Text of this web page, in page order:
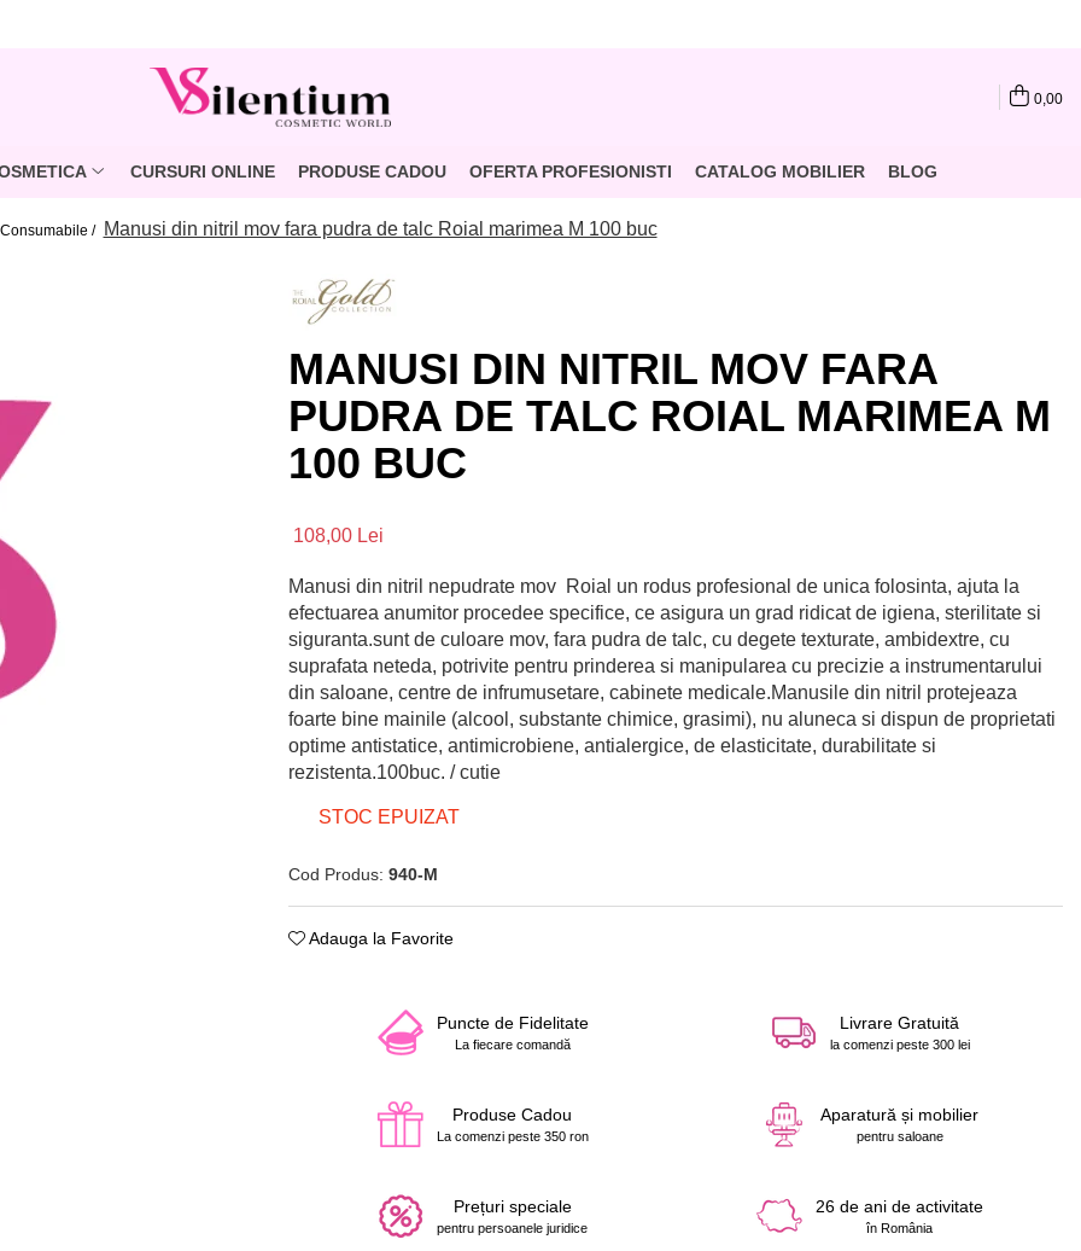
0,00
CURSURI ONLINE PRODUSE CADOU OFERTA PROFESIONISTI CATALOG MOBILIER BLOG
Consumabile / Manusi din nitril mov fara pudra de talc Roial marimea M 100 buc
MANUSI DIN NITRIL MOV FARA
PUDRA DE TALC ROIAL MARIMEA M
100 BUC
108,00 Lei
Manusi din nitril nepudrate mov Roial un rodus profesional de unica folosinta, ajuta la
efectuarea anumitor procedee specifice, ce asigura un grad ridicat de igiena, sterilitate si
siguranta.sunt de culoare mov, fara pudra de talc, cu degete texturate, ambidextre, cu
suprafata neteda, potrivite pentru prinderea si manipularea cu precizie a instrumentarului
din saloane, centre de infrumusetare, cabinete medicale.Manusile din nitril protejeaza
foarte bine mainile (alcool, substante chimice, grasimi), nu aluneca si dispun de proprietati
optime antistatice, antimicrobiene, antialergice, de elasticitate, durabilitate si
rezistenta.100buc. / cutie
STOC EPUIZAT
Cod Produs: 940-M
Adauga la Favorite
Puncte de Fidelitate
La fiecare comandă
Livrare Gratuită
la comenzi peste 300 lei
Produse Cadou
La comenzi peste 350 ron
Aparatură și mobilier
pentru saloane
Prețuri speciale
pentru persoanele juridice
26 de ani de activitate
în România